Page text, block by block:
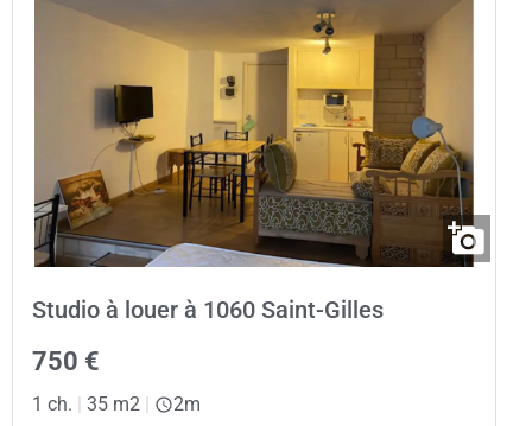
Studio à louer à 1060 Saint-Gilles
750 €
1 ch. | 35 m2 | 2m